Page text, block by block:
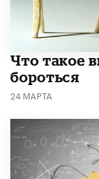
Что такое
бороться
24 МАРТА